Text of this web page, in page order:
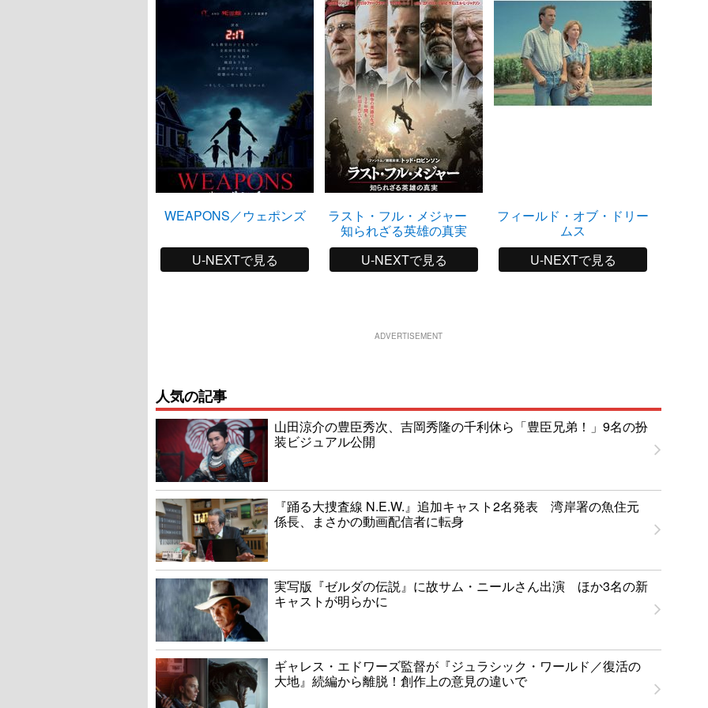
WEAPONS／ウェポンズ
U-NEXTで見る
ラスト・フル・メジャー
知られざる英雄の真実
U-NEXTで見る
フィールド・オブ・ドリー
ムス
U-NEXTで見る
ADVERTISEMENT
人気の記事
山田涼介の豊臣秀次、吉岡秀隆の千利休ら「豊臣兄弟！」9名の扮
装ビジュアル公開
『踊る大捜査線 N.E.W.』追加キャスト2名発表 湾岸署の魚住元
係長、まさかの動画配信者に転身
実写版『ゼルダの伝説』に故サム・ニールさん出演 ほか3名の新
キャストが明らかに
ギャレス・エドワーズ監督が『ジュラシック・ワールド／復活の
大地』続編から離脱！創作上の意見の違いで